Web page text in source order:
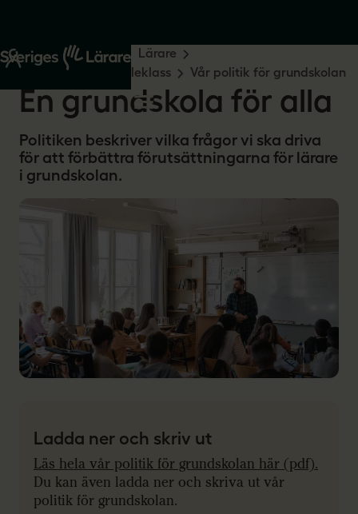
Start Din yrkesroll
Lärare
Grundskola och förskoleklass
Vår politik för grundskolan
En grundskola för alla
Politiken beskriver vilka frågor vi ska driva
för att förbättra förutsättningarna för lärare
i grundskolan.
Ladda ner och skriv ut
Läs hela vår politik för grundskolan här (pdf).
Du kan även ladda ner och skriva ut vår
politik för grundskolan.